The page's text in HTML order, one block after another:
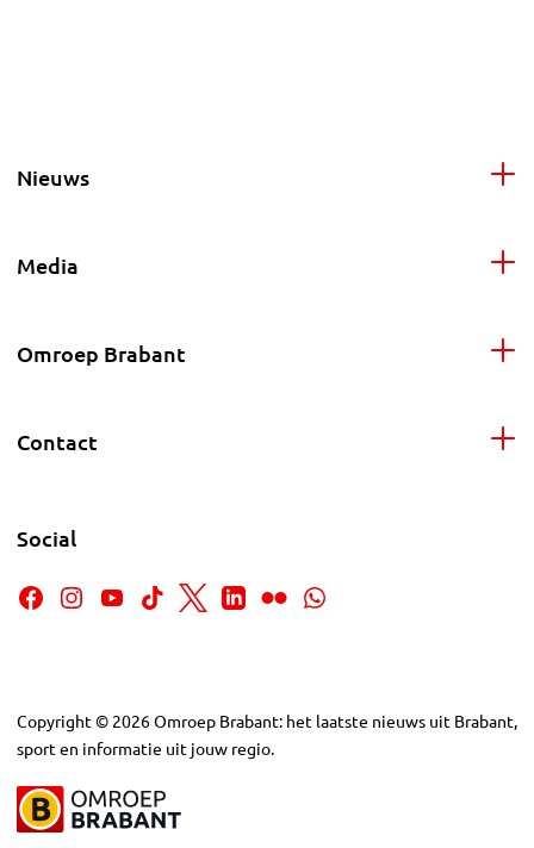
Nieuws
Media
Omroep Brabant
Contact
Social
Copyright © 2026Omroep Brabant: het laatste nieuws uit Brabant,
sport en informatie uit jouw regio.